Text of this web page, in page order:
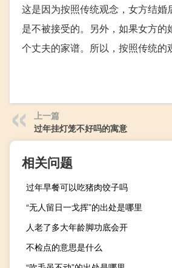
这是因为按照传统观念，女方结
是不被接受的。另外，如果女方
个丈夫的家谱。所以，按照传统的
上一篇
过年挂灯笼不好吗的寓意
相关问题
过年早餐可以吃猪肉饺子吗
“无人留日一戈挥”的出处是哪里
人老了多大年龄脚功底会开
不检点的意思是什么